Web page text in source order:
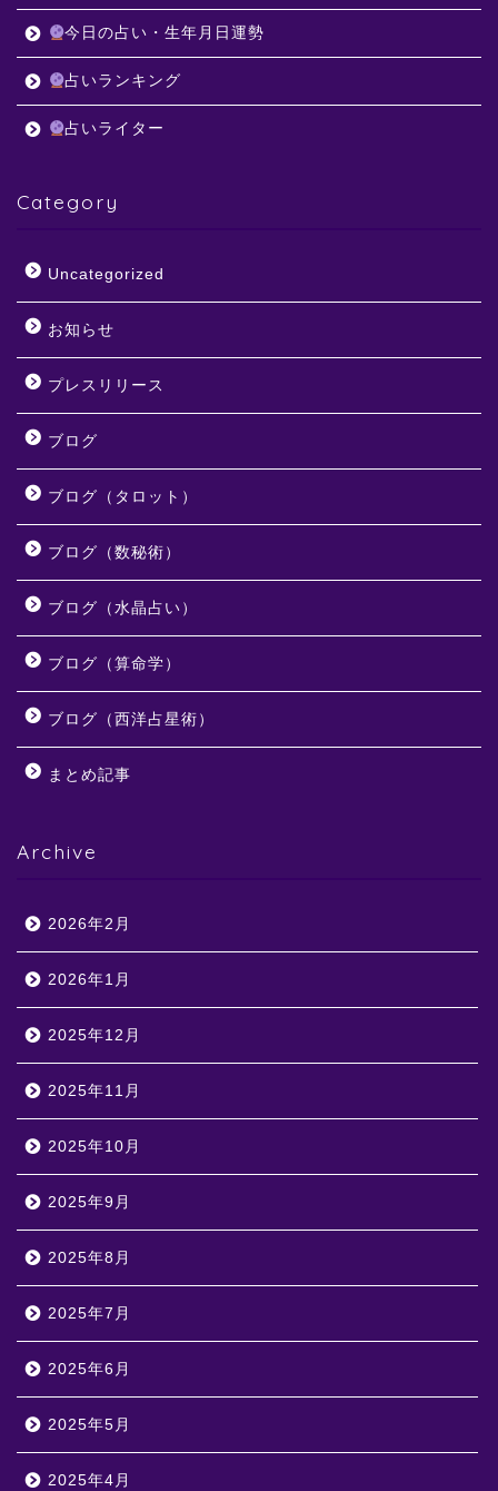
今日の占い・生年月日運勢
占いランキング
占いライター
Category
Uncategorized
お知らせ
プレスリリース
ブログ
ブログ（タロット）
ブログ（数秘術）
ブログ（水晶占い）
ブログ（算命学）
ブログ（西洋占星術）
まとめ記事
Archive
2026年2月
2026年1月
2025年12月
2025年11月
2025年10月
2025年9月
2025年8月
2025年7月
2025年6月
2025年5月
2025年4月